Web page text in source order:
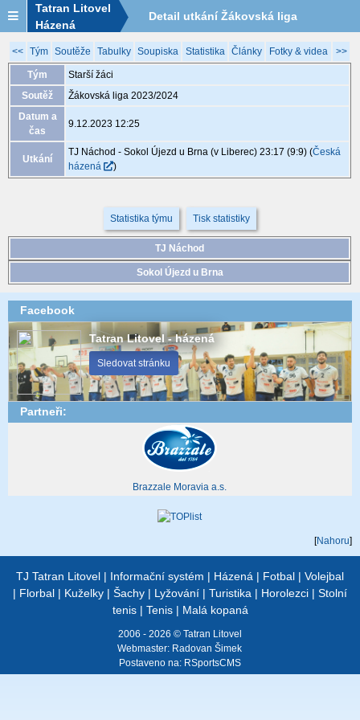
Tatran Litovel
Házená
Detail utkání Žákovská liga
2023/2024, XGB045, 9.12. 12:25
<< Tým Soutěže Tabulky Soupiska Statistika Články Fotky & videa >>
Tým
Starší žáci
Soutěž
Žákovská liga 2023/2024
Datum a
čas
9.12.2023 12:25
Utkání
TJ Náchod - Sokol Újezd u Brna (v Liberec) 23:17 (9:9)(Česká
házená
)
Statistika týmu Tisk statistiky
TJ Náchod
Sokol Újezd u Brna
Facebook
Tatran Litovel - házená
Sledovat stránku
Partneři:
Brazzale Moravia a.s.
[Nahoru]
TJ Tatran Litovel | Informační systém | Házená | Fotbal | Volejbal
| Florbal | Kuželky | Šachy | Lyžování | Turistika | Horolezci | Stolní
tenis| Tenis| Malá kopaná
2006 - 2026 © Tatran Litovel
Webmaster: Radovan Šimek
Postaveno na: RSportsCMS